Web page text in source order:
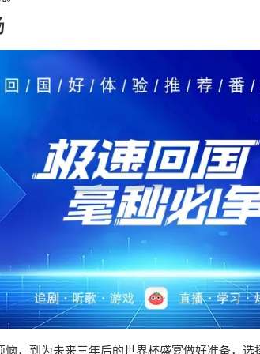
恼，到为未来三年后的世界杯盛宴做好准备，选